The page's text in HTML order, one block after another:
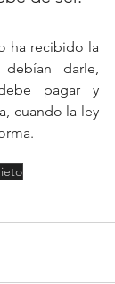
ha recibido la
darle,
pagar y
cuando la ley